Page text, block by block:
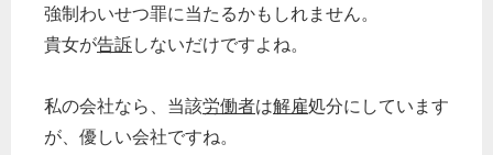
強制わいせつ罪に当たるかもしれません。
貴女が告訴しないだけですよね。
私の会社なら、当該労働者は解雇処分にしています
が、優しい会社ですね。